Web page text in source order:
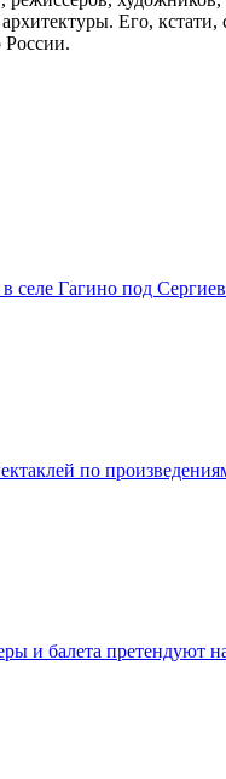
Его,
России.
селе Гагино под
по
и балета